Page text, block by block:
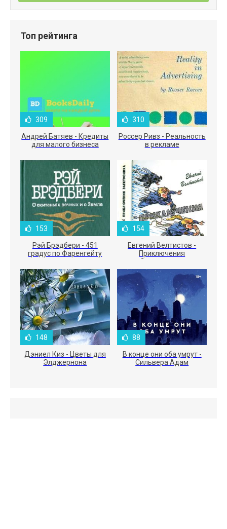
Топ рейтинга
309
Андрей Батяев - Кредиты
для малого бизнеса
310
Россер Ривз - Реальность
в рекламе
153
Рэй Брэдбери - 451
градус по Фаренгейту
154
Евгений Велтистов -
Приключения
Электроника
148
Дэниел Киз - Цветы для
Элджернона
88
В конце они оба умрут -
Сильвера Адам